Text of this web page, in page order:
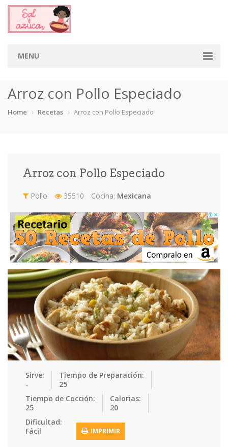
MENU
Categorias
Ensaladas Equipment Frutas Galletas
Gelatinas Guarnicion… Helados Hot Dogs
Huevos Mariscos Mermeladas Muffins
Panes Para Niños Pastas Pasteles
Pescados Pizzas Platos Fue… Pollo
Postres Recetas de… Recetas Do… Recetas Fá…
Recetas Me… Recetas Na…
Sandwiches Snacks
Tacos
Arroz con Pollo Especiado
Home Recetas Arroz con Pollo Especiado
Arroz con Pollo Especiado
Pollo 35510 Cocina: Mexicana
Sirve:
-
Tiempo de Preparación:
25
Tiempo de Cocción:
25
Calorias:
20
Dificultad:
Fácil
IMPRIMIR